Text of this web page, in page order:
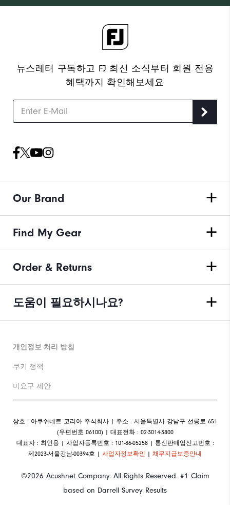
뉴스레터 구독하고 FJ 최신 소식부터 회원 전용
혜택까지 확인해보세요
Our Brand
Find My Gear
Order & Returns
도움이 필요하시나요?
©2026 Acushnet Company. All Rights Reserved. #1 Claim
based on Darrell Survey Results
개인정보 처리 방침
쿠키 정책
미요구 제안
상호 : 아쿠쉬네트 코리아 주식회사 | 주소 : 서울특별시 강남구 선릉로 651
(우편번호 06100) | 대표전화 : 02-3014-3800
대표자 : 최인용 | 사업자등록번호 : 101-86-05258 | 통신판매업신고번호 :
제2023-서울강남-00394호 | 사업자정보확인 | 채무지급보증안내